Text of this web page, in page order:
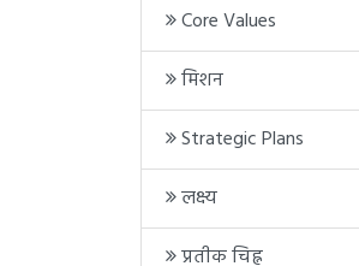
Core Values
मिशन
Strategic Plans
लक्ष्य
प्रतीक चिह्न